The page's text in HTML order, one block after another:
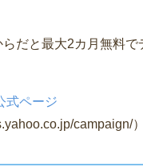
だと最大2カ月無料で
式ページ
campaign/）